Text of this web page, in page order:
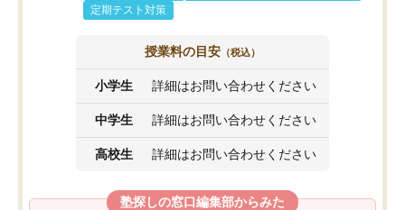
定期テスト対策
授業料の目安 （税込）
小学生 詳細はお問い合わせください
中学生 詳細はお問い合わせください
高校生 詳細はお問い合わせください
塾探しの窓口編集部からみた